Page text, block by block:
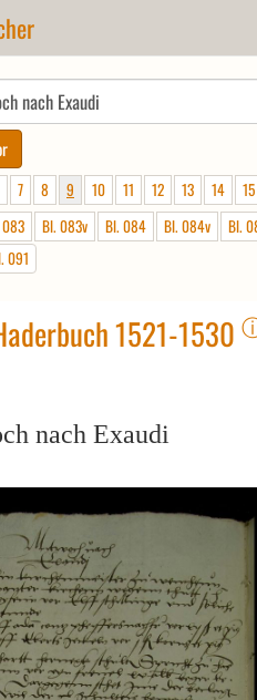
7 8 9 10 11 12 13 14
15
Bl. 083v Bl. 084 Bl. 084v
Bl.
091
1521-1530
nach Exaudi